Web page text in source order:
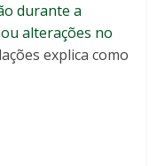
durante a
alterações no
explica como